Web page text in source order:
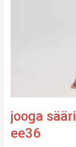
jooga
ee36